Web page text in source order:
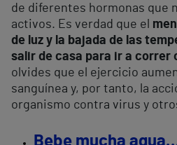
de diferentes hormonas que
activos. Es verdad que el
de luz y la bajada de las
salir de casa para ir a correr
olvides que el ejercicio
sanguínea y, por tanto, la
organismo contra virus y